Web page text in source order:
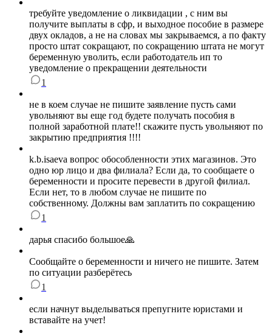
требуйте уведомление о ликвидации , с ним вы
получите выплаты в сфр, и выходное пособие в размере
двух окладов, а не на словах мы закрываемся, а по факту
просто штат сокращают, по сокращению штата не могут
беременную уволить, если работодатель ип то
уведомление о прекращении деятельности
1
не в коем случае не пишите заявление пусть сами
увольняют вы еще год будете получать пособия в
полной заработной плате!! скажите пусть увольняют по
закрытию предприятия !!!!
k.b.isaeva вопрос обособленности этих магазинов. Это
одно юр лицо и два филиала? Если да, то сообщаете о
беременности и просите перевести в другой филиал.
Если нет, то в любом случае не пишите по
собственному. Должны вам заплатить по сокращению
1
дарья спасибо большое🙏
Сообщайте о беременности и ничего не пишите. Затем
по ситуации разберётесь
1
если начнут выделываться препугните юристами и
вставайте на учет!